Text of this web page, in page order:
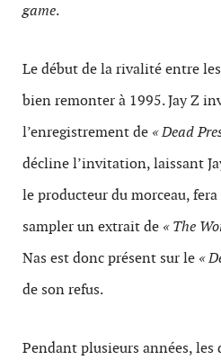
game.
Le début de la rivalité entre
bien remonter à 1995. Jay Z
l’enregistrement de « Dead
décline l’invitation, laissant
le producteur du morceau,
sampler un extrait de « The
Nas est donc présent sur le «
de son refus.
Pendant plusieurs années, les